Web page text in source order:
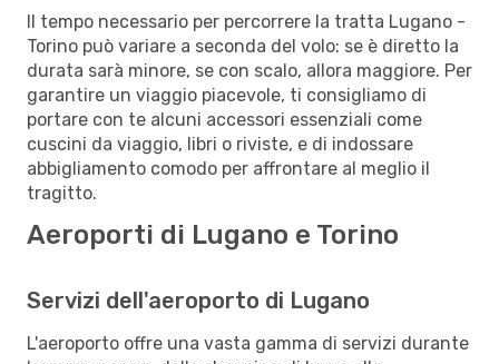
Il tempo necessario per percorrere la tratta Lugano -
Torino può variare a seconda del volo: se è diretto la
durata sarà minore, se con scalo, allora maggiore. Per
garantire un viaggio piacevole, ti consigliamo di
portare con te alcuni accessori essenziali come
cuscini da viaggio, libri o riviste, e di indossare
abbigliamento comodo per affrontare al meglio il
tragitto.
Aeroporti di Lugano e Torino
Servizi dell'aeroporto di Lugano
L'aeroporto offre una vasta gamma di servizi durante